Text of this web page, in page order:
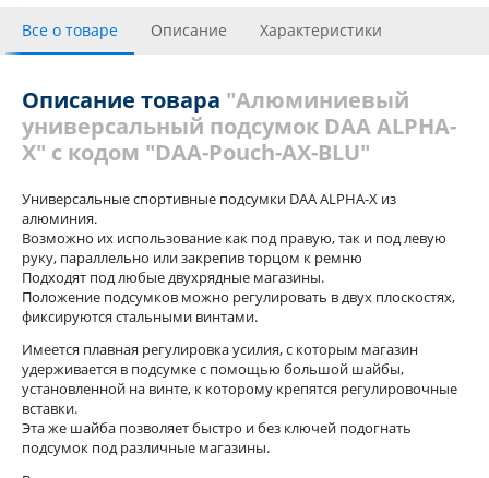
Все о товаре Описание Характеристики
Описание товара "Алюминиевый
универсальный подсумок DAA ALPHA-
X" с кодом "DAA-Pouch-AX-BLU"
Универсальные спортивные подсумки DAA ALPHA-X из
алюминия.
Возможно их использование как под правую, так и под левую
руку, параллельно или закрепив торцом к ремню
Подходят под любые двухрядные магазины.
Положение подсумков можно регулировать в двух плоскостях,
фиксируются стальными винтами.
Имеется плавная регулировка усилия, с которым магазин
удерживается в подсумке с помощью большой шайбы,
установленной на винте, к которому крепятся регулировочные
вставки.
Эта же шайба позволяет быстро и без ключей подогнать
подсумок под различные магазины.